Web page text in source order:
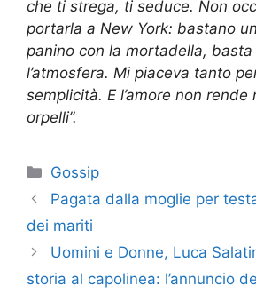
che ti strega, ti seduce. Non
portarla a New York: bastano
panino con la mortadella, basta
l’atmosfera. Mi piaceva tanto
semplicità. E l’amore non rende
orpelli”.
Categorie
Gossip
Pagata dalla moglie per
dei mariti
Uomini e Donne, Luca
storia al capolinea: l’annuncio